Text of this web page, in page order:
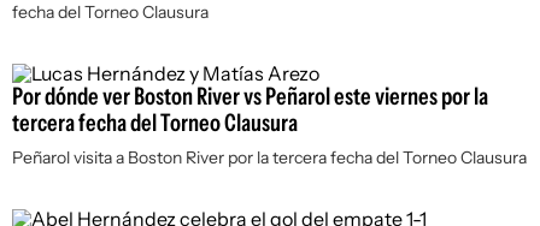
fecha del Torneo Clausura
Por dónde ver Boston River vs Peñarol este viernes por la
tercera fecha del Torneo Clausura
Peñarol visita a Boston River por la tercera fecha del Torneo Clausura